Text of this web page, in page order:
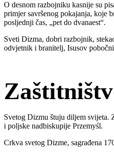
O desnom razbojniku kasnije su
primjer savršenog pokajanja, koje
posljednji čas, „pet do dvanaest“.
Sveti Dizma, dobri razbojnik,
odvjetnik i branitelj, Isusov
Svetog Dizmu štuju diljem svijeta.
i poljske nadbiskupije Przemyśl.
Crkva svetog Dizme, sagrađena